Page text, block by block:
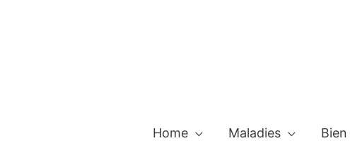
Home Maladies